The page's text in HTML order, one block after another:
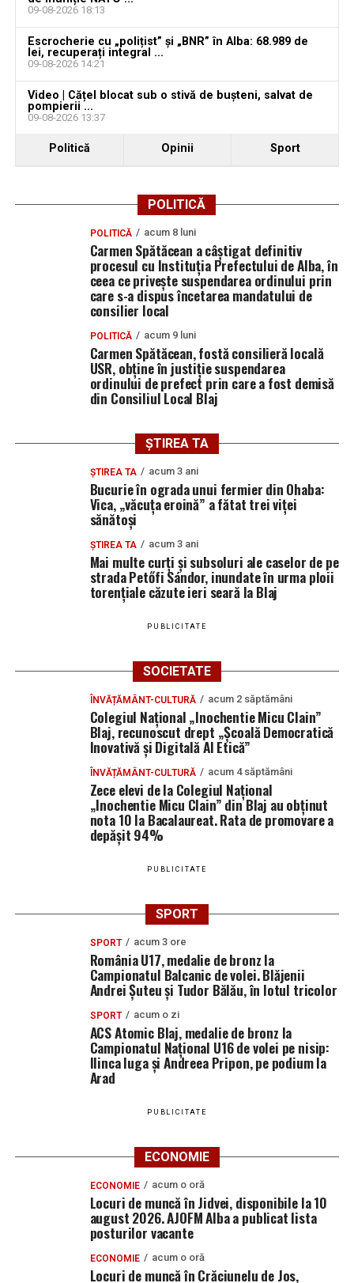
09-08-2026 18:13
Escrocherie cu „polițist” și „BNR” în Alba: 68.989 de
lei, recuperați integral ...
09-08-2026 14:21
Video | Cățel blocat sub o stivă de bușteni, salvat de
pompierii ...
09-08-2026 13:37
Politică Opinii Sport
POLITICĂ
POLITICĂ acum 8 luni
Carmen Spătăcean a câștigat definitiv
procesul cu Instituția Prefectului de Alba, în
ceea ce privește suspendarea ordinului prin
care s-a dispus încetarea mandatului de
consilier local
POLITICĂ acum 9 luni
Carmen Spătăcean, fostă consilieră locală
USR, obține în justiție suspendarea
ordinului de prefect prin care a fost demisă
din Consiliul Local Blaj
ȘTIREA TA
ȘTIREA TA acum 3 ani
Bucurie în ograda unui fermier din Ohaba:
Vica, „văcuța eroină” a fătat trei viței
sănătoși
ȘTIREA TA acum 3 ani
Mai multe curți și subsoluri ale caselor de pe
strada Petőfi Sándor, inundate în urma ploii
torențiale căzute ieri seară la Blaj
PUBLICITATE
SOCIETATE
ÎNVĂȚĂMÂNT-CULTURĂ acum 2 săptămâni
Colegiul Național „Inochentie Micu Clain”
Blaj, recunoscut drept „Școală Democratică
Inovativă și Digitală AI Etică”
ÎNVĂȚĂMÂNT-CULTURĂ acum 4 săptămâni
Zece elevi de la Colegiul Național
„Inochentie Micu Clain” din Blaj au obținut
nota 10 la Bacalaureat. Rata de promovare a
depășit 94%
PUBLICITATE
SPORT
SPORT acum 3 ore
România U17, medalie de bronz la
Campionatul Balcanic de volei. Blăjenii
Andrei Șuteu și Tudor Bălău, în lotul tricolor
SPORT acum o zi
ACS Atomic Blaj, medalie de bronz la
Campionatul Național U16 de volei pe nisip:
Ilinca Iuga și Andreea Pripon, pe podium la
Arad
PUBLICITATE
ECONOMIE
ECONOMIE acum o oră
Locuri de muncă în Jidvei, disponibile la 10
august 2026. AJOFM Alba a publicat lista
posturilor vacante
ECONOMIE acum o oră
Locuri de muncă în Crăciunelu de Jos,